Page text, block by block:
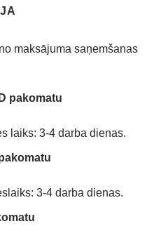
maksājuma saņemšanas
pakomatu
laiks: 3-4 darba dienas.
3-4 darba dienas.